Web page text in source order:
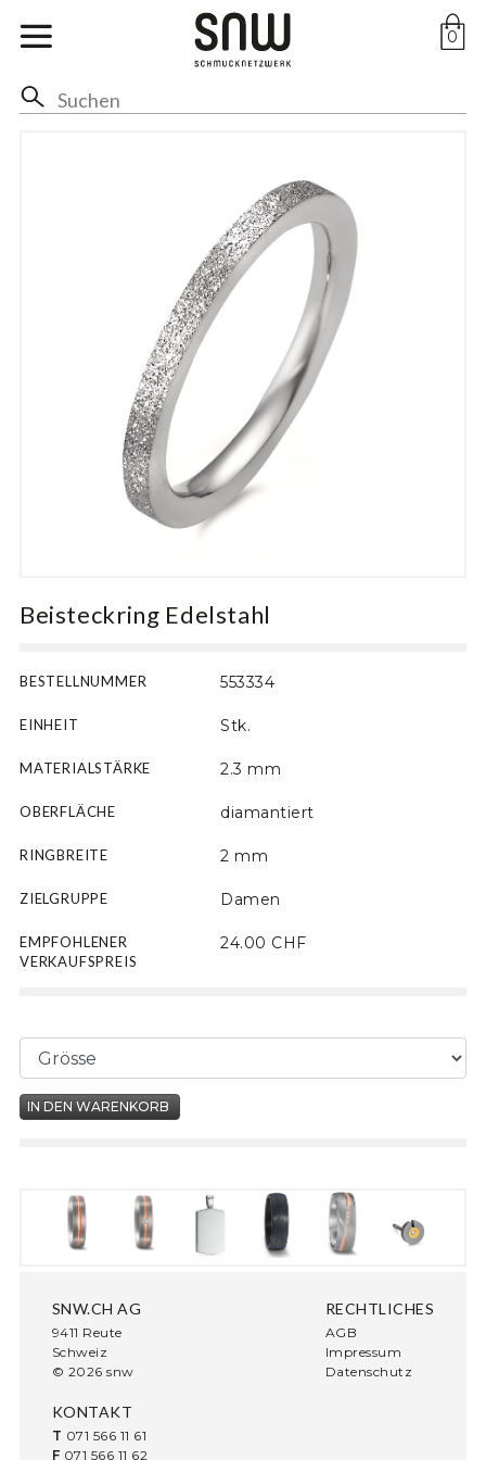
Marken
Anhänger
Ringe
Arm
Fuss
Braut
Motiv
0
Beisteckring Edelstahl
BESTELLNUMMER 553334
EINHEIT Stk.
MATERIALSTÄRKE 2.3 mm
OBERFLÄCHE diamantiert
RINGBREITE 2 mm
ZIELGRUPPE Damen
EMPFOHLENER
VERKAUFSPREIS
24.00 CHF
SNW.CH AG
9411 Reute
Schweiz
© 2026 snw
KONTAKT
T 071 566 11 61
F 071 566 11 62
RECHTLICHES
AGB
Impressum
Datenschutz